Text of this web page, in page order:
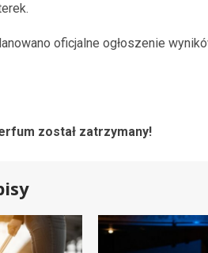
oficjalne ogłoszenie
został zatrzymany!